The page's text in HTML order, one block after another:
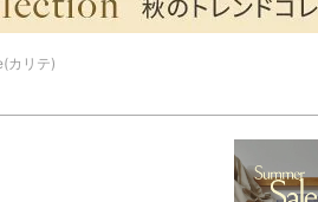
カリテ)